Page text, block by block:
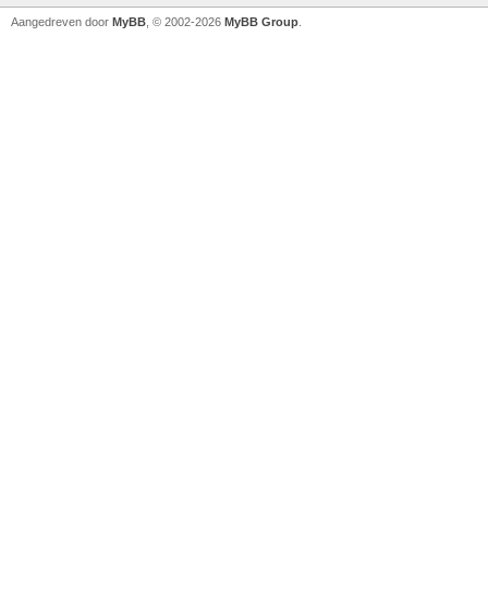
Aangedreven door MyBB , © 2002-2026 MyBB Group